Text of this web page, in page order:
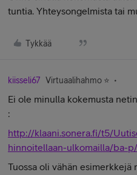
tuntia. Yhteysongelmista tai
Tykkää
kiisseli67 Virtuaalihahmo ⭐️
Ei ole minulla kokemusta
:
http://klaani.sonera.fi/t5/
hinnoitellaan-ulkomailla/ba-
Tuossa oli vähän esimerkkejä